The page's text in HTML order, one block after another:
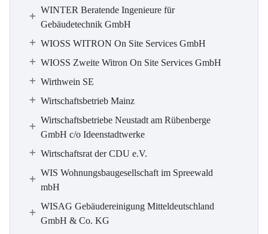
WINTER Beratende Ingenieure für
Gebäudetechnik GmbH
WIOSS WITRON On Site Services GmbH
WIOSS Zweite Witron On Site Services GmbH
Wirthwein SE
Wirtschaftsbetrieb Mainz
Wirtschaftsbetriebe Neustadt am Rübenberge
GmbH c/o Ideenstadtwerke
Wirtschaftsrat der CDU e.V.
WIS Wohnungsbaugesellschaft im Spreewald
mbH
WISAG Gebäudereinigung Mitteldeutschland
GmbH & Co. KG